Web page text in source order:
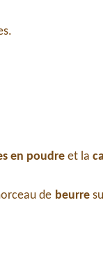
en poudreet la
de beurre